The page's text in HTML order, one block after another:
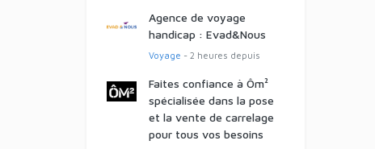
Agence de voyage
handicap : Evad&Nous
Voyage - 2 heures depuis
Faites confiance à Ôm²
spécialisée dans la pose
et la vente de carrelage
pour tous vos besoins